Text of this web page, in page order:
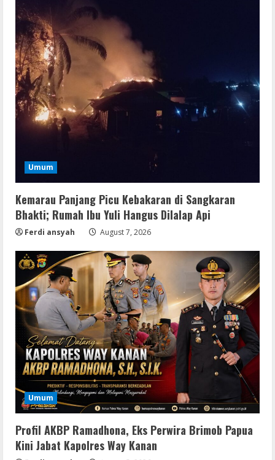
Umum
Kemarau Panjang Picu Kebakaran di Sangkaran
Bhakti; Rumah Ibu Yuli Hangus Dilalap Api
Ferdi ansyah August 7, 2026
Umum
Profil AKBP Ramadhona, Eks Perwira Brimob Papua
Kini Jabat Kapolres Way Kanan
2
Img
Office 365 Professional Plus ISO File
Multilanguage